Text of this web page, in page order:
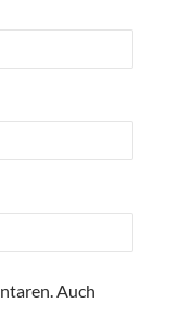
Auch